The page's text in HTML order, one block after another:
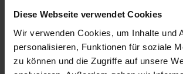
Diese Webseite verwendet Cookies
Wir verwenden Cookies, um Inhalte und
personalisieren, Funktionen für soziale
zu können und die Zugriffe auf unsere
Add to Wish List
Delivery cost notice